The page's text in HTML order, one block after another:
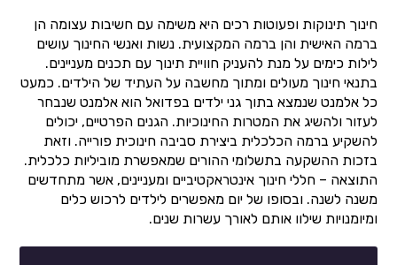
חינוך תינוקות ופעוטות רכים היא משימה עם חשיבות עצומה הן
ברמה האישית והן ברמה המקצועית. נשות ואנשי החינוך עושים
לילות כימים על מנת להעניק חוויית תינוך עם תכנים מעניינים.
בתנאי חינוך מעולים ומתוך מחשבה על העתיד של הילדים. כמעט
כל אלמנט שנמצא בתוך גני ילדים בפדואל הוא אלמנט שנבחר
לעזור ולהשיג את המטרות החינוכיות. הגנים הפרטיים, יכולים
להשקיע ברמה הכלכלית ביצירת סביבה חינוכית פורייה. וזאת
בזכות ההשקעה בתשלומי ההורים שמאפשרת מוביליות כלכלית.
התוצאה – חללי חינוך אינטראקטיביים ומעניינים, אשר מתחדשים
משנה לשנה. ובסופו של יום מאפשרים לילדים לרכוש כלים
ומיומנויות שילוו אותם לאורך עשרות שנים.